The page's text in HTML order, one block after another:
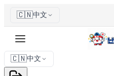
🇨🇳中文
🇨🇳中文